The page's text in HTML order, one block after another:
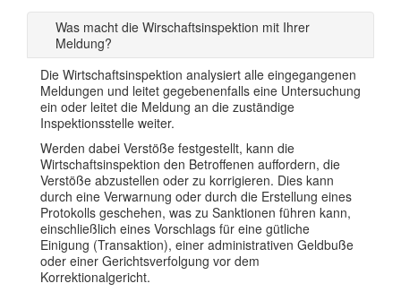
Was macht die Wirschaftsinspektion mit Ihrer
Meldung?
Die Wirtschaftsinspektion analysiert alle eingegangenen
Meldungen und leitet gegebenenfalls eine Untersuchung
ein oder leitet die Meldung an die zuständige
Inspektionsstelle weiter.
Werden dabei Verstöße festgestellt, kann die
Wirtschaftsinspektion den Betroffenen auffordern, die
Verstöße abzustellen oder zu korrigieren. Dies kann
durch eine Verwarnung oder durch die Erstellung eines
Protokolls geschehen, was zu Sanktionen führen kann,
einschließlich eines Vorschlags für eine gütliche
Einigung (Transaktion), einer administrativen Geldbuße
oder einer Gerichtsverfolgung vor dem
Korrektionalgericht.